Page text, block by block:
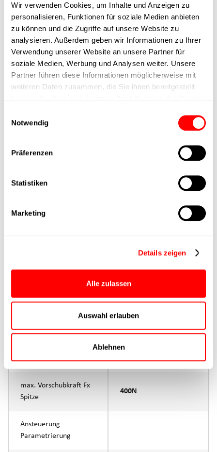
Wir verwenden Cookies, um Inhalte und Anzeigen zu
personalisieren, Funktionen für soziale Medien anbieten
zu können und die Zugriffe auf unsere Website zu
analysieren. Außerdem geben wir Informationen zu Ihrer
Verwendung unserer Website an unsere Partner für
soziale Medien, Werbung und Analysen weiter. Unsere
Partner führen diese Informationen möglicherweise mit
weiteren Daten zusammen, die Sie ihnen bereitgestellt
Notwendig
Präferenzen
Statistiken
Marketing
Details zeigen
Alle zulassen
Auswahl erlauben
Ablehnen
Kolbenstangen-
Anbindung
Ausführung Standard
max. Drehzahl
Nennkraft
Max. Halterkraft
Min. Hubzeit
Max. Arbeitszyklen
CTL
200N
max. Vorschubkraft Fx
Spitze
400N
Ansteuerung
Parametrierung